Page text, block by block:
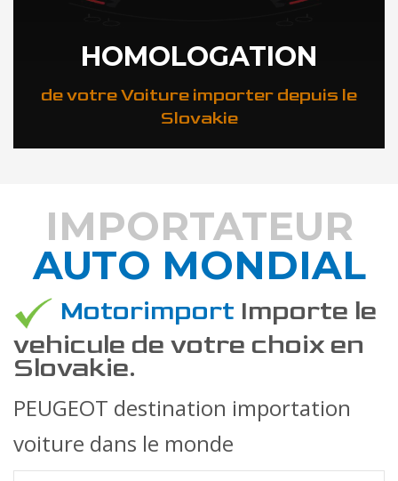
HOMOLOGATION
de votre Voiture importer depuis le
Slovakie
DÉCOUVREZ COMMENT
IMPORTATEUR
AUTO MONDIAL
Motorimport Importe le
vehicule de votre choix en
Slovakie.
PEUGEOT destination importation
voiture dans le monde